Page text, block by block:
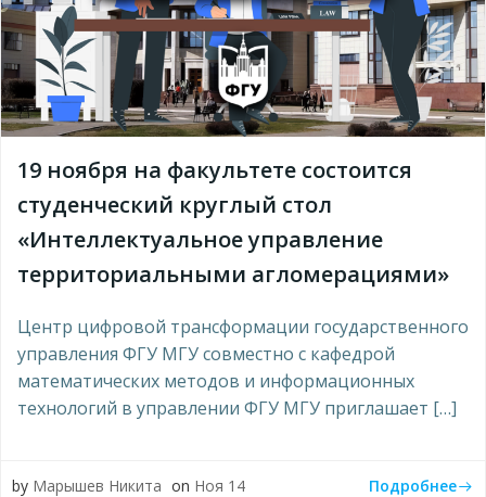
19 ноября на факультете состоится
студенческий круглый стол
«Интеллектуальное управление
территориальными агломерациями»
Центр цифровой трансформации государственного
управления ФГУ МГУ совместно с кафедрой
математических методов и информационных
технологий в управлении ФГУ МГУ приглашает […]
by Марышев Никита on Ноя 14 Подробнее